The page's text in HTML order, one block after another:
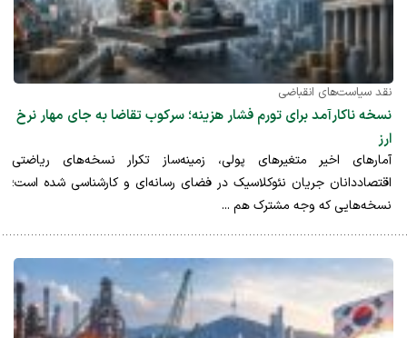
نقد سیاست‌های انقباضی
نسخه ناکارآمد برای تورم فشار هزینه؛ سرکوب تقاضا به جای مهار نرخ
ارز
آمارهای اخیر متغیرهای پولی، زمینه‌ساز تکرار نسخه‌های ریاضتی
اقتصاددانان جریان نئوکلاسیک در فضای رسانه‌ای و کارشناسی شده است؛
نسخه‌هایی که وجه مشترک هم ...